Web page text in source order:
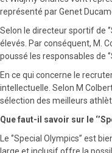
représenté par Genet
Selon le directeur sportif de
élevés. Par conséquent, M.
poussé les responsables de
En ce qui concerne le
intellectuelle. Selon M
sélection des meilleurs
Que faut-il savoir sur le
Le ‘’Special Olympics’’
large et inclusif offre la